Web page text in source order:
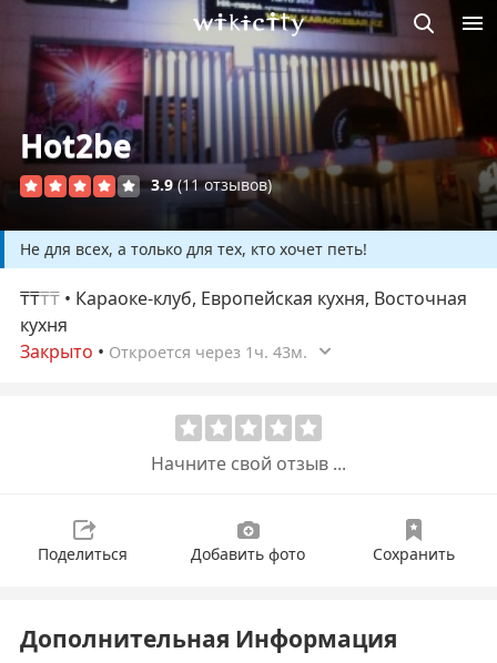
Викисити
Hot2be
3.9 (11 отзывов)
Не для всех, а только для тех, кто хочет петь!
₸₸₸₸ • Караоке-клуб, Европейская кухня, Восточная
кухня
Закрыто • Откроется через 1ч. 43м.
Начните свой отзыв ...
Поделиться Добавить фото Сохранить
Дополнительная Информация